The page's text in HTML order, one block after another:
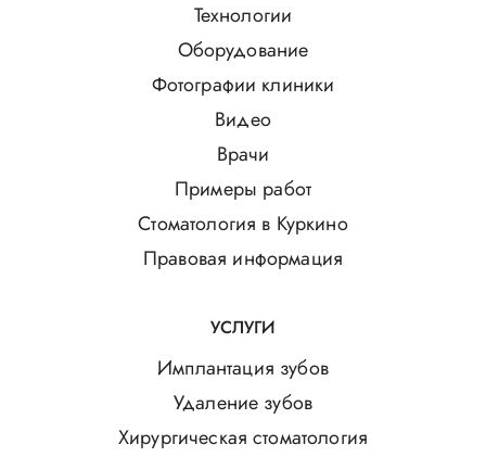
Технологии
Оборудование
Фотографии клиники
Видео
Врачи
Примеры работ
Стоматология в Куркино
Правовая информация
УСЛУГИ
Имплантация зубов
Удаление зубов
Хирургическая стоматология